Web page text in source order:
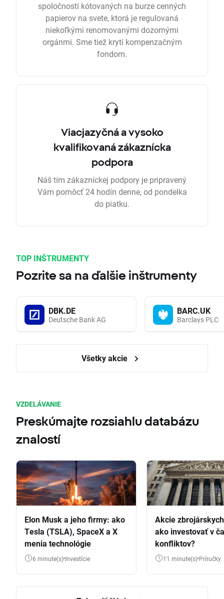
spoločností kótovaných na burze cenných
papierov na svete, ktorá je regulovaná
niekoľkými renomovanými dozornými
orgánmi. Sme tiež krytí kompenzačným
fondom.
Viacjazyčná a vysoko
kvalifikovaná zákaznícka
podpora
Náš tím zákazníckej podpory je pripravený
Vám pomôcť 24 hodín denne, od pondelka
do piatku.
TOP INŠTRUMENTY
Pozrite sa na ďalšie inštrumenty
DBK.DE
Deutsche Bank AG
BARC.UK
Barclays PLC
Všetky akcie
VZDELÁVANIE
Preskúmajte rozsiahlu databázu
znalostí
Elon Musk a jeho firmy: ako
Tesla (TSLA), SpaceX a X
menia technológie
6 minute(s) Investície
Akcie
ako investovať v
konfliktov?
11 minute(s) Príručky